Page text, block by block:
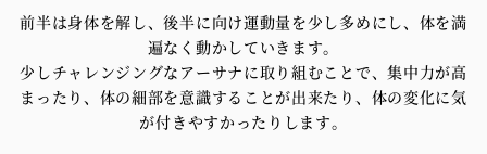
Lesson schedule
Q&A
Tel.06-6914-3008
前半は身体を解し、後半に向け運動量を少し多めにし、体を満
遍なく動かしていきます。
少しチャレンジングなアーサナに取り組むことで、集中力が高
まったり、体の細部を意識することが出来たり、体の変化に気
が付きやすかったりします。